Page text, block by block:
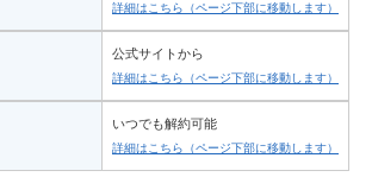
詳細はこちら（ページ下部に移動します）
公式サイトから
詳細はこちら（ページ下部に移動します）
いつでも解約可能
詳細はこちら（ページ下部に移動します）